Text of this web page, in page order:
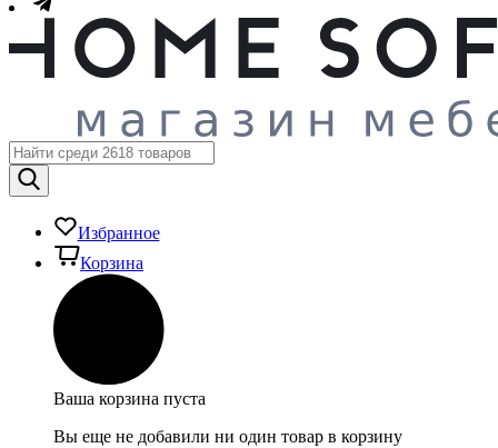
Избранное
Корзина
Ваша корзина пуста
Вы еще не добавили ни один товар в корзину